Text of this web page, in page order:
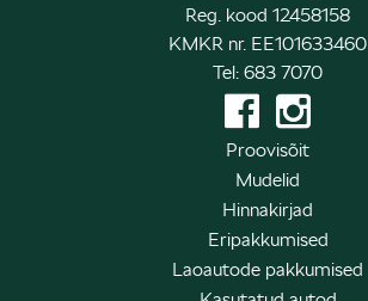
Reg. kood 12458158
KMKR nr. EE101633460
Tel: 683 7070
Proovisõit
Mudelid
Hinnakirjad
Eripakkumised
Laoautode pakkumised